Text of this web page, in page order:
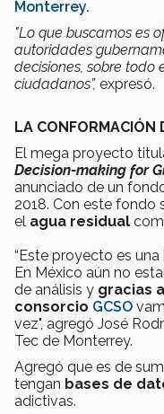
Monterrey.
"Lo que buscamos es
autoridades
decisiones, sobre todo
ciudadanos”, expresó.
LA CONFORMACIÓN
El mega proyecto
Decision-making for
anunciado de un
2018. Con este fondo
el agua residual
“Este proyecto es
En México aún no
de análisis y gracias
consorcio GCSO
vez", agregó José
Tec de Monterrey.
Agregó que es de
tengan bases de
adictivas.